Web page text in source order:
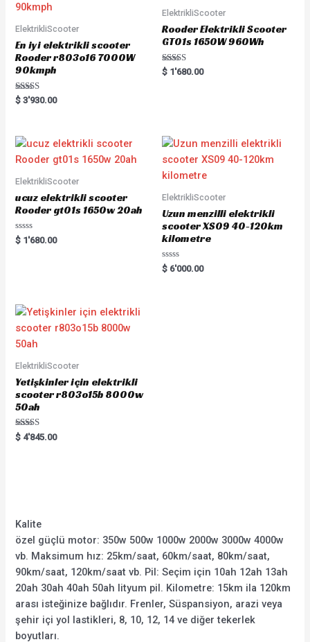
ElektrikliScooter
En iyi elektrikli scooter
Rooder r803o16 7000W
90kmph
Rated
5.00
$ 3'930.00
ElektrikliScooter
Rooder Elektrikli Scooter
GT01s 1650W 960Wh
Rated
5.00
$ 1'680.00
ElektrikliScooter
ucuz elektrikli scooter
Rooder gt01s 1650w 20ah
Rated
0
$ 1'680.00
ElektrikliScooter
Uzun menzilli elektrikli
scooter XS09 40-120km
kilometre
Rated
0
$ 6'000.00
ElektrikliScooter
Yetişkinler için elektrikli
scooter r803o15b 8000w
50ah
Rated
5.00
$ 4'845.00
Kalite
özel güçlü motor: 350w 500w 1000w 2000w 3000w 4000w
vb. Maksimum hız: 25km/saat, 60km/saat, 80km/saat,
90km/saat, 120km/saat vb. Pil: Seçim için 10ah 12ah 13ah
20ah 30ah 40ah 50ah lityum pil. Kilometre: 15km ila 120km
arası isteğinize bağlıdır. Frenler, Süspansiyon, arazi veya
şehir içi yol lastikleri, 8, 10, 12, 14 ve diğer tekerlek
boyutları.